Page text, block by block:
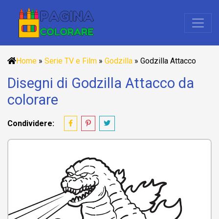
Home » Serie TV e Film » Godzilla » Godzilla Attacco
Disegni di Godzilla Attacco da
colorare
Condividere: